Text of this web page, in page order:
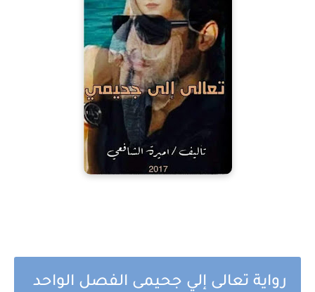
رواية تعالى إلي جحيمى الفصل الواحد